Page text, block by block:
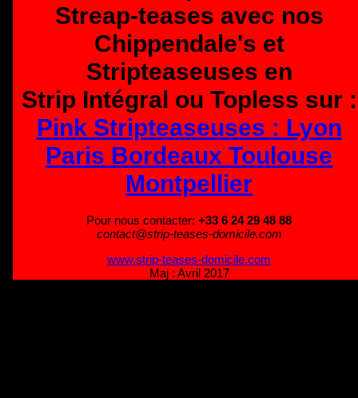
Streap-teases avec nos
Chippendale's et
Stripteaseuses en
Strip Intégral ou Topless sur :
Pink Stripteaseuses : Lyon
Paris Bordeaux Toulouse
Montpellier
Pour nous contacter: +33 6 24 29 48 88
contact@strip-teases-domicile.com
www.strip-teases-domicile.com
Maj : Avril 2017